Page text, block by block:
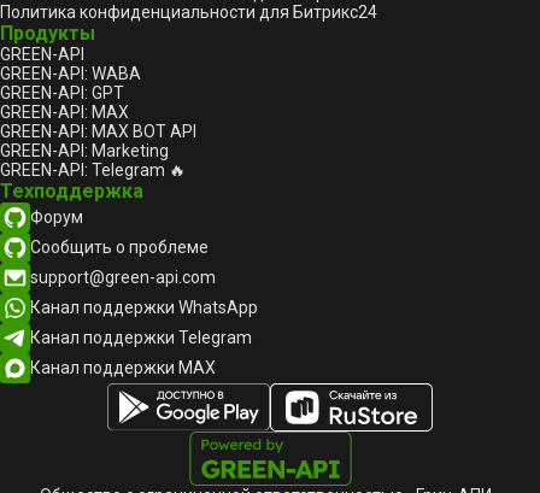
Политика конфиденциальности для Битрикс24
Продукты
GREEN-API
GREEN-API: WABA
GREEN-API: GPT
GREEN-API: MAX
GREEN-API: MAX BOT API
GREEN-API: Marketing
GREEN-API: Telegram 🔥
Техподдержка
Форум
Сообщить о проблеме
support@green-api.com
Канал поддержки WhatsApp
Канал поддержки Telegram
Канал поддержки MAX